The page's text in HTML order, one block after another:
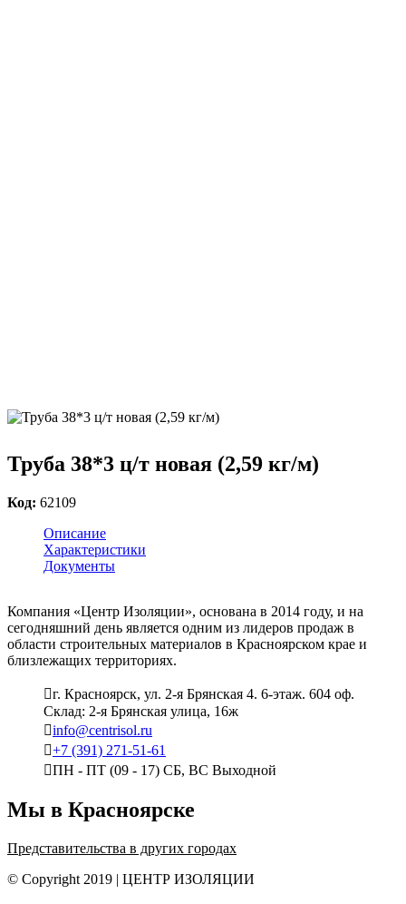
Труба 38*3 ц/т новая (2,59 кг/м)
Код: 62109
Описание
Характеристики
Документы
Компания «Центр Изоляции», основана в 2014 году, и на
сегодняшний день является одним из лидеров продаж в
области строительных материалов в Красноярском крае и
близлежащих территориях.
г. Красноярск, ул. 2-я Брянская 4. 6-этаж. 604 оф.
Склад: 2-я Брянская улица, 16ж
info@centrisol.ru
+7 (391) 271-51-61
ПН - ПТ (09 - 17) СБ, ВС Выходной
Мы в Красноярске
Представительства в других городах
© Copyright 2019 | ЦЕНТР ИЗОЛЯЦИИ